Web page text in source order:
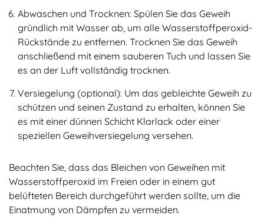
Abwaschen und Trocknen: Spülen Sie das Geweih
gründlich mit Wasser ab, um alle Wasserstoffperoxid-
Rückstände zu entfernen. Trocknen Sie das Geweih
anschließend mit einem sauberen Tuch und lassen Sie
es an der Luft vollständig trocknen.
Versiegelung (optional): Um das gebleichte Geweih zu
schützen und seinen Zustand zu erhalten, können Sie
es mit einer dünnen Schicht Klarlack oder einer
speziellen Geweihversiegelung versehen.
Beachten Sie, dass das Bleichen von Geweihen mit
Wasserstoffperoxid im Freien oder in einem gut
belüfteten Bereich durchgeführt werden sollte, um die
Einatmung von Dämpfen zu vermeiden.